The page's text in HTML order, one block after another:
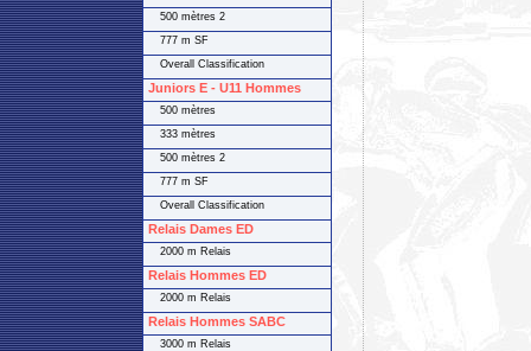
500 mètres 2
777 m SF
Overall Classification
Juniors E - U11 Hommes
500 mètres
333 mètres
500 mètres 2
777 m SF
Overall Classification
Relais Dames ED
2000 m Relais
Relais Hommes ED
2000 m Relais
Relais Hommes SABC
3000 m Relais